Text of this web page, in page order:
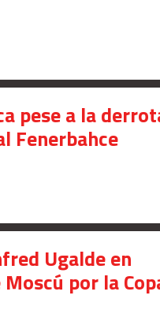
penal por
pese a la
Fenerbahce
Ugalde en
por la